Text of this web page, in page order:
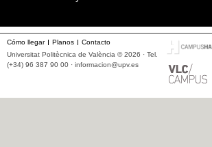
Cómo llegar Planos
Contacto
Universitat Politècnica de València © 2026 · Tel.
(+34) 96 387 90 00 · informacion@upv.es